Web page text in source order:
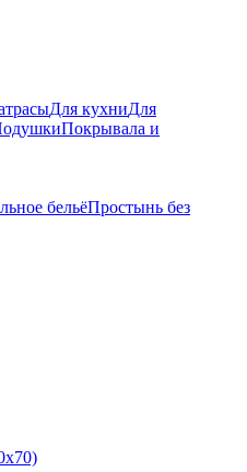
Для кухниДля
Покрывала и
бельёПростынь без